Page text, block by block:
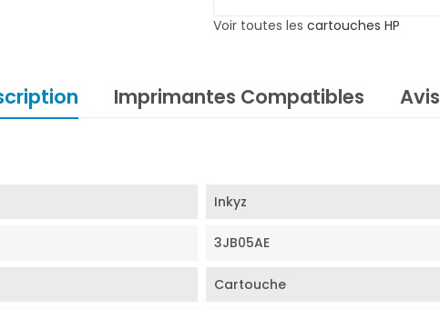
Voir toutes les cartouches HP
Imprimantes Compatibles Avis
Inkyz
3JB05AE
Cartouche